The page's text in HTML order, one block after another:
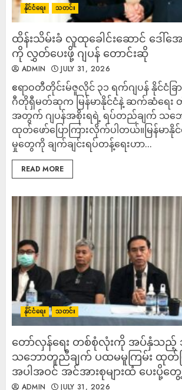
နိုင်ငံရေး သတင်း
ထိန်းသိမ်းခံ လူထုခေါင်းဆောင် ဒေါ်အ
ကို လွှတ်ပေးဖို့ ဂျပန် တောင်းဆို
ADMIN JULY 31, 2026
ဧရာဝတီတိုင်းမ်ဇူလိုင် ၃၁ ရက်ဂျပန် နိုင်ငံခြ
ဂီတိုရှီမတ်ဆုက မြန်မာနိုင်ငံနဲ့ ဆက်ဆံရေး တို
အတွက် ဂျပန်အစိုးရရဲ့ ရပ်တည်ချက် သဘ
ထုတ်ဖော်ပြောကြားလိုက်ပါတယ်။မြန်မာနို
မှုတွေကို ချက်ချင်းရပ်တန့်ရေးဟာ...
READ MORE
နိုင်ငံရေး သတင်း
တော်လှန်ရေး တစ်စုံလုံးကို အပ်နှံသည့်
သဘောတူညီချက် ပထမမူကြမ်း ထုတ်ပြ
အပါအဝင် အင်အားစုများထံ ပေးပို့
ADMIN JULY 31, 2026